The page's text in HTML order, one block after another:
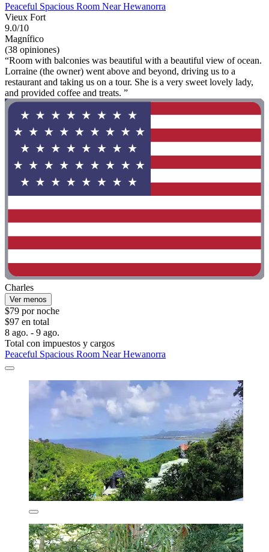
Peaceful Spacious Room Near Hewanorra
Vieux Fort
9.0/10
Magnífico
(38 opiniones)
“Room with balconies was beautiful with a beautiful view of ocean.
Lorraine (the owner) went above and beyond, driving us to a
restaurant and taking us on a tour. She is a very sweet lovely lady,
and provided coffee and treats. ”
Charles
Ver menos
$79 por noche
$97 en total
8 ago. - 9 ago.
Total con impuestos y cargos
Peaceful Spacious Room Near Hewanorra